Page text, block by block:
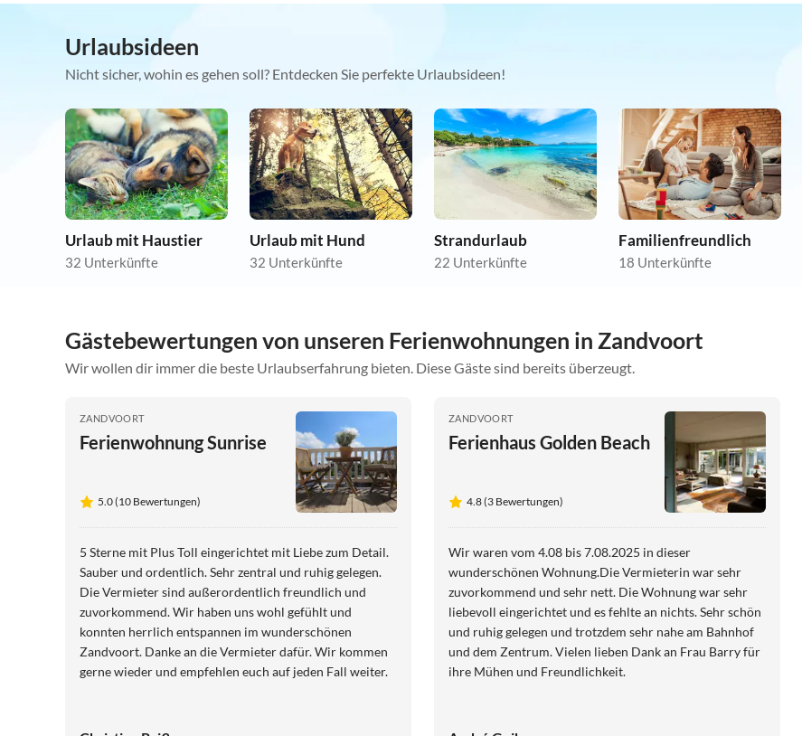
Urlaubsideen
Nicht sicher, wohin es gehen soll? Entdecken Sie perfekte Urlaubsideen!
Urlaub mit Haustier
32 Unterkünfte
Urlaub mit Hund
32 Unterkünfte
Strandurlaub
22 Unterkünfte
Familienfreundlich
18 Unterkünfte
Gästebewertungen von unseren Ferienwohnungen in Zandvoort
Wir wollen dir immer die beste Urlaubserfahrung bieten. Diese Gäste sind bereits überzeugt.
ZANDVOORT
Ferienwohnung Sunrise
5.0 (10 Bewertungen)
5 Sterne mit Plus Toll eingerichtet mit Liebe zum Detail.
Sauber und ordentlich. Sehr zentral und ruhig gelegen.
Die Vermieter sind außerordentlich freundlich und
zuvorkommend. Wir haben uns wohl gefühlt und
konnten herrlich entspannen im wunderschönen
Zandvoort. Danke an die Vermieter dafür. Wir kommen
gerne wieder und empfehlen euch auf jeden Fall weiter.
ZANDVOORT
Ferienhaus Golden Beach
4.8 (3 Bewertungen)
Wir waren vom 4.08 bis 7.08.2025 in dieser
wunderschönen Wohnung.Die Vermieterin war sehr
zuvorkommend und sehr nett. Die Wohnung war sehr
liebevoll eingerichtet und es fehlte an nichts. Sehr schön
und ruhig gelegen und trotzdem sehr nahe am Bahnhof
und dem Zentrum. Vielen lieben Dank an Frau Barry für
ihre Mühen und Freundlichkeit.